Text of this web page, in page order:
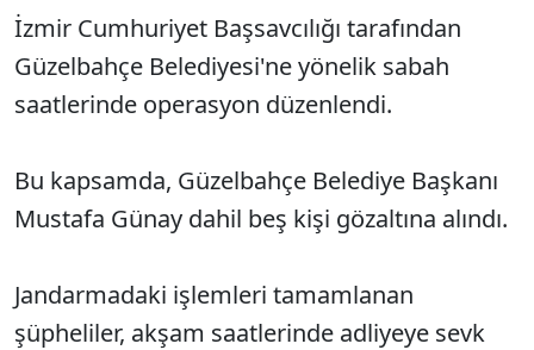
İzmir Cumhuriyet Başsavcılığı tarafından
Güzelbahçe Belediyesi'ne yönelik sabah
saatlerinde operasyon düzenlendi.
Bu kapsamda, Güzelbahçe Belediye Başkanı
Mustafa Günay dahil beş kişi gözaltına alındı.
Jandarmadaki işlemleri tamamlanan
şüpheliler, akşam saatlerinde adliyeye sevk